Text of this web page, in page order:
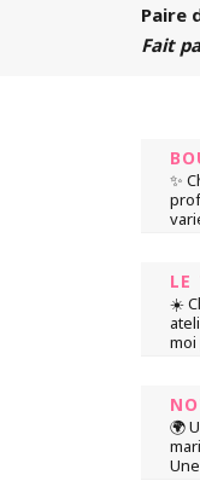
Paire
Fait
✨
LE
☀️
🌍